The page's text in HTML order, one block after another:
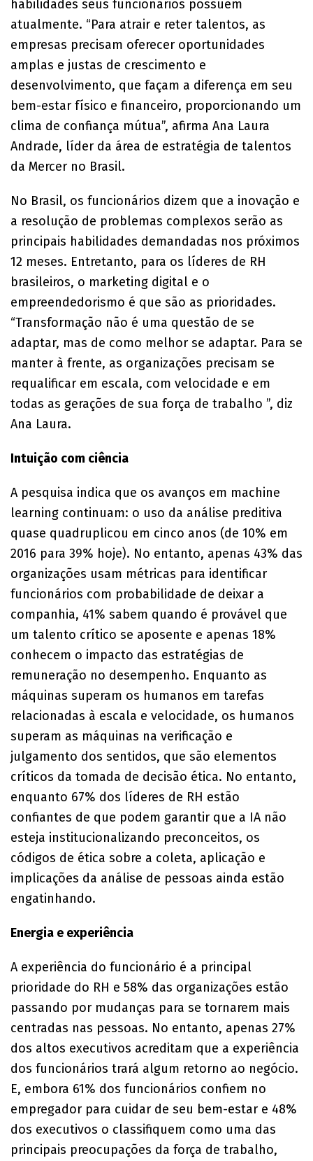
habilidades seus funcionários possuem
atualmente. “Para atrair e reter talentos, as
empresas precisam oferecer oportunidades
amplas e justas de crescimento e
desenvolvimento, que façam a diferença em seu
bem-estar físico e financeiro, proporcionando um
clima de confiança mútua”, afirma Ana Laura
Andrade, líder da área de estratégia de talentos
da Mercer no Brasil.
No Brasil, os funcionários dizem que a inovação e
a resolução de problemas complexos serão as
principais habilidades demandadas nos próximos
12 meses. Entretanto, para os líderes de RH
brasileiros, o marketing digital e o
empreendedorismo é que são as prioridades.
“Transformação não é uma questão de se
adaptar, mas de como melhor se adaptar. Para se
manter à frente, as organizações precisam se
requalificar em escala, com velocidade e em
todas as gerações de sua força de trabalho ”, diz
Ana Laura.
Intuição com ciência
A pesquisa indica que os avanços em machine
learning continuam: o uso da análise preditiva
quase quadruplicou em cinco anos (de 10% em
2016 para 39% hoje). No entanto, apenas 43% das
organizações usam métricas para identificar
funcionários com probabilidade de deixar a
companhia, 41% sabem quando é provável que
um talento crítico se aposente e apenas 18%
conhecem o impacto das estratégias de
remuneração no desempenho. Enquanto as
máquinas superam os humanos em tarefas
relacionadas à escala e velocidade, os humanos
superam as máquinas na verificação e
julgamento dos sentidos, que são elementos
críticos da tomada de decisão ética. No entanto,
enquanto 67% dos líderes de RH estão
confiantes de que podem garantir que a IA não
esteja institucionalizando preconceitos, os
códigos de ética sobre a coleta, aplicação e
implicações da análise de pessoas ainda estão
engatinhando.
Energia e experiência
A experiência do funcionário é a principal
prioridade do RH e 58% das organizações estão
passando por mudanças para se tornarem mais
centradas nas pessoas. No entanto, apenas 27%
dos altos executivos acreditam que a experiência
dos funcionários trará algum retorno ao negócio.
E, embora 61% dos funcionários confiem no
empregador para cuidar de seu bem-estar e 48%
dos executivos o classifiquem como uma das
principais preocupações da força de trabalho,